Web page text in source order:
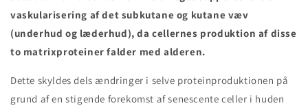
vaskularisering af det subkutane og kutane væv
(underhud og læderhud), da cellernes produktion af disse
to matrixproteiner falder med alderen.
Dette skyldes dels ændringer i selve proteinproduktionen på
grund af en stigende forekomst af senescente celler i huden